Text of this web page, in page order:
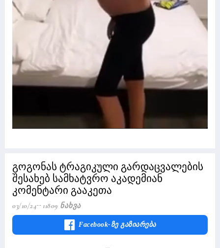
გოგონას ტრაგიკული გარდაცვალების
შესახებ სამხატვრო აკადემიან
კომენტარი გააკეთა
03/10/24 11809 Ნახვა
Facebook-Ზე Გაზიარება